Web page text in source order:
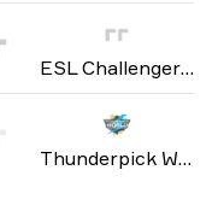
ESL Challenger League: North America Cup #4 2026
Thunderpick World Championship: North American 2026